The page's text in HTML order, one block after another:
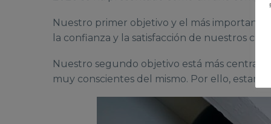
Nuestro primer objetivo y el más importante
la confianza y la satisfacción de nuestros
Nuestro segundo objetivo está más
muy conscientes del mismo. Por ello,